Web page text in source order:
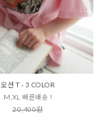
오션 T - 3 COLOR
M,XL 빠른배송 !
20,400원